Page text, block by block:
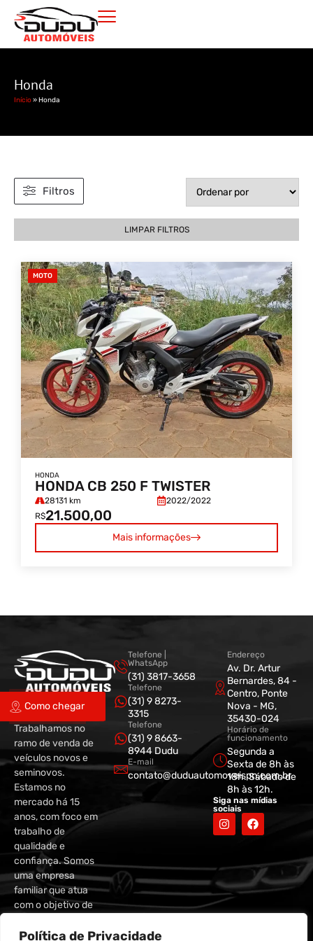
Política de Privacidade
Honda
Início»Honda
Filtros
LIMPAR FILTROS
MOTO
HONDA
HONDA CB 250 F TWISTER
28131 km 2022/2022
R$21.500,00
Mais informações
Como chegar
Trabalhamos no
ramo de venda de
veículos novos e
seminovos.
Estamos no
mercado há 15
anos, com foco em
trabalho de
qualidade e
confiança. Somos
uma empresa
familiar que atua
com o objetivo de
melhores veículos
Telefone |
WhatsApp
(31) 3817-3658
Telefone
(31) 9 8273-
3315
Telefone
(31) 9 8663-
8944 Dudu
E-mail
contato@duduautomoveispn.com.br
Endereço
Av. Dr. Artur
Bernardes, 84 -
Centro, Ponte
Nova - MG,
35430-024
Horário de
funcionamento
Segunda a
Sexta de 8h às
18h. Sábado de
8h às 12h.
Siga nas mídias
sociais